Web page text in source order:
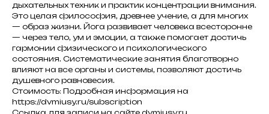
дыхательных техник и практик концентрации внимания.
Это целая философия, древнее учение, а для многих
— образ жизни. Йога развивает человека всесторонне
— через тело, ум и эмоции, а также помогает достичь
гармонии физического и психологического
состояния. Систематические занятия благотворно
влияют на все органы и системы, позволяют достичь
душевного равновесия.
Стоимость: Подробная информация на
https://dvmiusy.ru/subscription